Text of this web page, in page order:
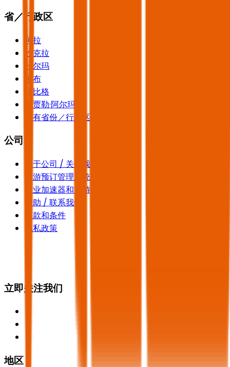
省／行政区
阿拉
沙克拉
杜尔玛
延布
拉比格
里贾勒·阿尔玛
所有省份／行政区
公司
关于公司 / 关于我们
旅游预订管理系统
商业加速器和旅游学院
帮助 / 联系我们
条款和条件
隐私政策
立即关注我们
地区